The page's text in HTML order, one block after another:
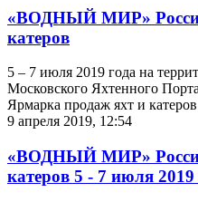
«ВОДНЫЙ МИР»
катеров
5 – 7 июля 2019 года на
Московского Яхтенного
Ярмарка продаж яхт и
9 апреля 2019, 12:54
«ВОДНЫЙ МИР»
катеров 5 - 7 июля 2019